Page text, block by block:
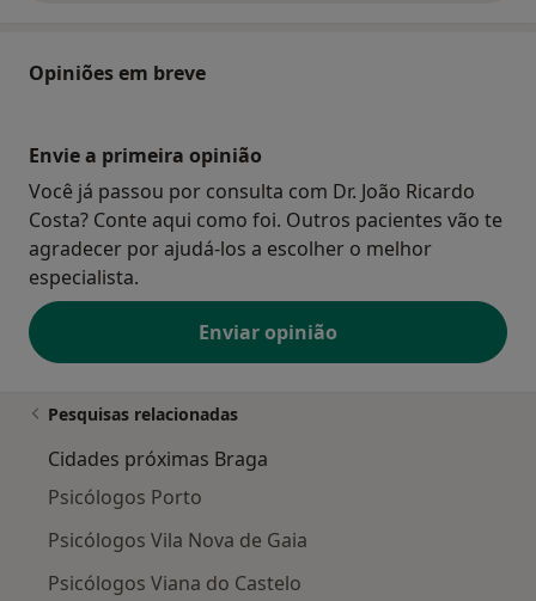
Opiniões em breve
Envie a primeira opinião
Você já passou por consulta com Dr. João Ricardo
Costa? Conte aqui como foi. Outros pacientes vão te
agradecer por ajudá-los a escolher o melhor
especialista.
Enviar opinião
Pesquisas relacionadas
Cidades próximas Braga
Psicólogos Porto
Psicólogos Vila Nova de Gaia
Psicólogos Viana do Castelo